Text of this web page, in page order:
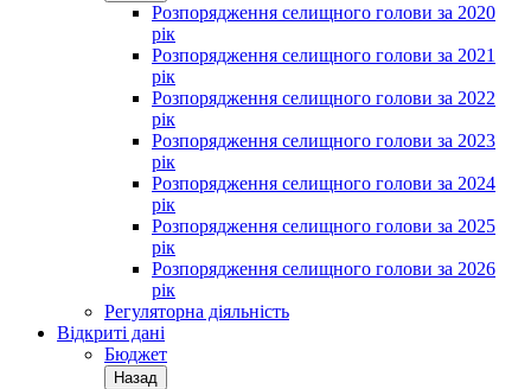
Розпорядження селищного голови за 2020
рік
Розпорядження селищного голови за 2021
рік
Розпорядження селищного голови за 2022
рік
Розпорядження селищного голови за 2023
рік
Розпорядження селищного голови за 2024
рік
Розпорядження селищного голови за 2025
рік
Розпорядження селищного голови за 2026
рік
Регуляторна діяльність
Відкриті дані
Бюджет
Назад